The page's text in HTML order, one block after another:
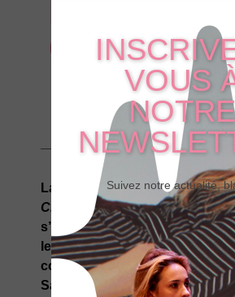
gamers
La récente sortie du jeu vidéo
Creed Valhallapar le géant
s’accompagne d’une surprise
les fans : le retour de Jesper
commandes de la musique,
Sarah Schachner, déjà
VOUS
NOTRE
Suivez notre actualité,